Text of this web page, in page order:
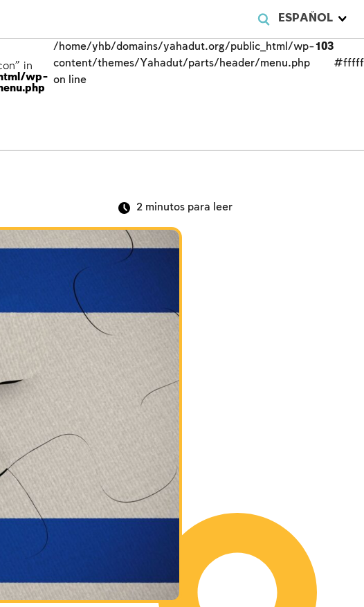
ESPAÑOL
in
wp-
/home/yhb/domains/yahadut.org/public_html/wp-
content/themes/Yahadut/parts/header/menu.php
on line
103
2 minutos para leer